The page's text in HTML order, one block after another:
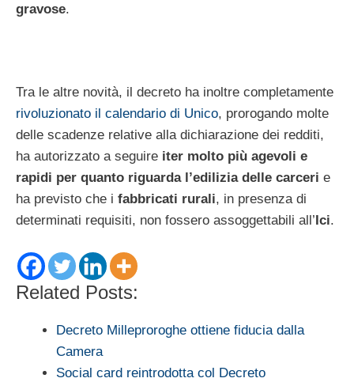
gravose.
Tra le altre novità, il decreto ha inoltre completamente
rivoluzionato il calendario di Unico, prorogando molte
delle scadenze relative alla dichiarazione dei redditi,
ha autorizzato a seguire iter molto più agevoli e
rapidi per quanto riguarda l’edilizia delle carceri e
ha previsto che i fabbricati rurali, in presenza di
determinati requisiti, non fossero assoggettabili all’Ici.
Related Posts:
Decreto Milleproroghe ottiene fiducia dalla
Camera
Social card reintrodotta col Decreto